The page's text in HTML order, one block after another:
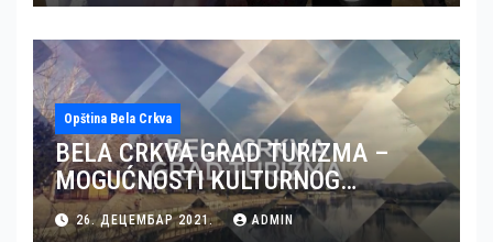
Opština Bela Crkva
BELA CRKVA GRAD TURIZMA –
MOGUĆNOSTI KULTURNOG
TURIZMA U BELOJ CRKVI (VIDEO)
26. ДЕЦЕМБАР 2021. ADMIN